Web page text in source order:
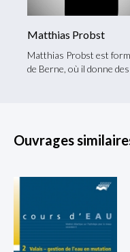
Matthias Probst
Matthias Probst est
de Berne, où il donne
Ouvrages